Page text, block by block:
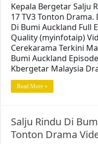
Kepala Bergetar Salju
17 TV3 Tonton
Di Bumi Auckland Full
Quality (myinfotaip)
Cerekarama Terkini
Bumi Auckland
Kbergetar Malaysia
Read More »
Salju Rindu Di
Tonton Drama